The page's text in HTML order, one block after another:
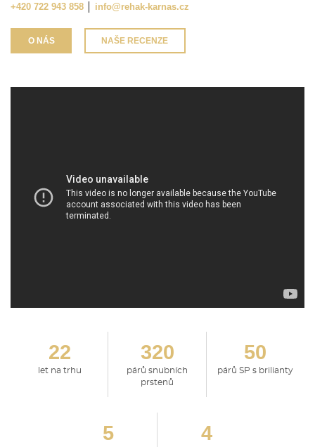
+420 722 943 858
info@rehak-karnas.cz
O NÁS NAŠE RECENZE
22
let na trhu
320
párů snubních
prstenů
50
párů SP s brilianty
5 4